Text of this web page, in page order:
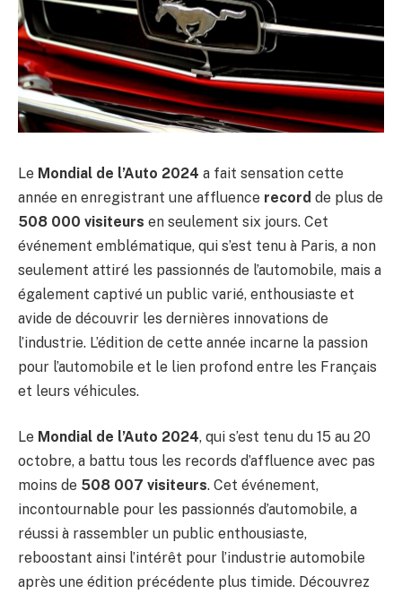
Le Mondial de l’Auto 2024 a fait sensation cette
année en enregistrant une affluence record de plus de
508 000 visiteurs en seulement six jours. Cet
événement emblématique, qui s’est tenu à Paris, a non
seulement attiré les passionnés de l’automobile, mais a
également captivé un public varié, enthousiaste et
avide de découvrir les dernières innovations de
l’industrie. L’édition de cette année incarne la passion
pour l’automobile et le lien profond entre les Français
et leurs véhicules.
Le Mondial de l’Auto 2024, qui s’est tenu du 15 au 20
octobre, a battu tous les records d’affluence avec pas
moins de 508 007 visiteurs. Cet événement,
incontournable pour les passionnés d’automobile, a
réussi à rassembler un public enthousiaste,
reboostant ainsi l’intérêt pour l’industrie automobile
après une édition précédente plus timide. Découvrez